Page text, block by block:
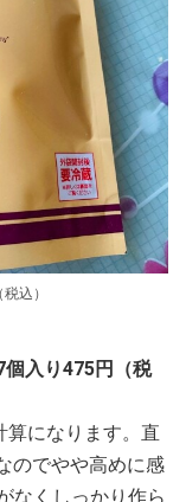
込）
個入り475円（税
算になります。直
のでやや高めに感
なくしっかり作ら